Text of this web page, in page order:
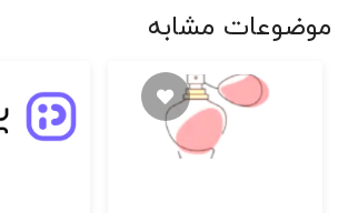
موضوعات مشابه